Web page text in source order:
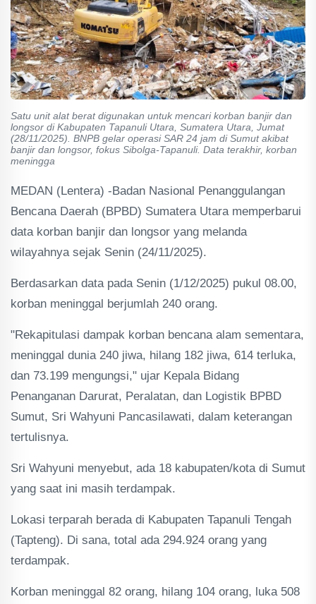
Satu unit alat berat digunakan untuk mencari korban banjir dan
longsor di Kabupaten Tapanuli Utara, Sumatera Utara, Jumat
(28/11/2025). BNPB gelar operasi SAR 24 jam di Sumut akibat
banjir dan longsor, fokus Sibolga-Tapanuli. Data terakhir, korban
meningga
MEDAN (Lentera) -Badan Nasional Penanggulangan
Bencana Daerah (BPBD) Sumatera Utara memperbarui
data korban banjir dan longsor yang melanda
wilayahnya sejak Senin (24/11/2025).
Berdasarkan data pada Senin (1/12/2025) pukul 08.00,
korban meninggal berjumlah 240 orang.
"Rekapitulasi dampak korban bencana alam sementara,
meninggal dunia 240 jiwa, hilang 182 jiwa, 614 terluka,
dan 73.199 mengungsi," ujar Kepala Bidang
Penanganan Darurat, Peralatan, dan Logistik BPBD
Sumut, Sri Wahyuni Pancasilawati, dalam keterangan
tertulisnya.
Sri Wahyuni menyebut, ada 18 kabupaten/kota di Sumut
yang saat ini masih terdampak.
Lokasi terparah berada di Kabupaten Tapanuli Tengah
(Tapteng). Di sana, total ada 294.924 orang yang
terdampak.
Korban meninggal 82 orang, hilang 104 orang, luka 508